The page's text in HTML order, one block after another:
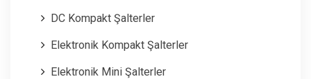
DC Kompakt Şalterler
Elektronik Kompakt Şalterler
Elektronik Mini Şalterler